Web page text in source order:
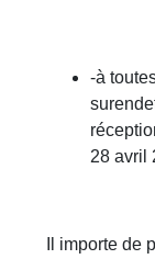
-à
28 avril
Il importe de